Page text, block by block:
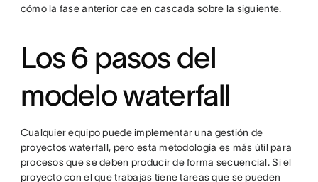
cómo la fase anterior cae en cascada sobre la siguiente.
Los 6 pasos del
modelo waterfall
Cualquier equipo puede implementar una gestión de
proyectos waterfall, pero esta metodología es más útil para
procesos que se deben producir de forma secuencial. Si el
proyecto con el que trabajas tiene tareas que se pueden